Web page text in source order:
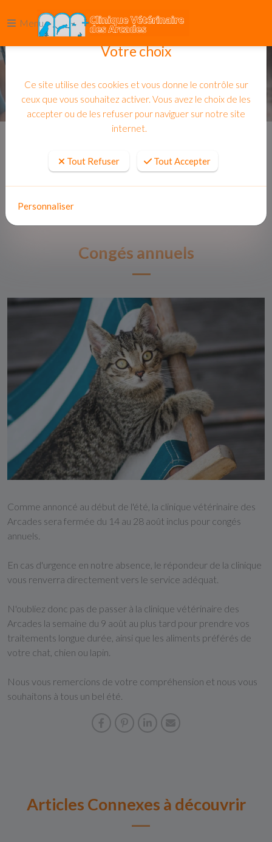
Menu
Congés annuels
Comme annoncé au début de l'été, la clinique vétérinaire des
Arcades sera fermée du 14 au 28 août inclus pour congés
annuels.
En cas d'urgence en notre absence, le répondeur de la clinique
vous renverra directement vers le service adéquat.
N'oubliez donc pas de passer à la clinique vétérinaire des
Arcades la semaine du 9 août au plus tard pour prendre vos
traitements longue durée, ainsi que les aliments préférés de
votre chat, chien ou lapin.
Nous vous remercions de votre compréhension et nous vous
souhaitons à tous un bel été.
Articles Connexes à découvrir
Votre choix
Ce site utilise des cookies et vous donne le contrôle sur
ceux que vous souhaitez activer. Vous avez le choix de les
accepter ou de les refuser pour naviguer sur notre site
internet.
Tout Refuser Tout Accepter
Personnaliser